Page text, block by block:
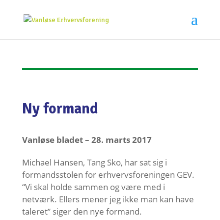
Ny formand
Vanløse bladet – 28. marts 2017
Michael Hansen, Tang Sko, har sat sig i
formandsstolen for erhvervsforeningen GEV.
“Vi skal holde sammen og være med i
netværk. Ellers mener jeg ikke man kan have
taleret” siger den nye formand.